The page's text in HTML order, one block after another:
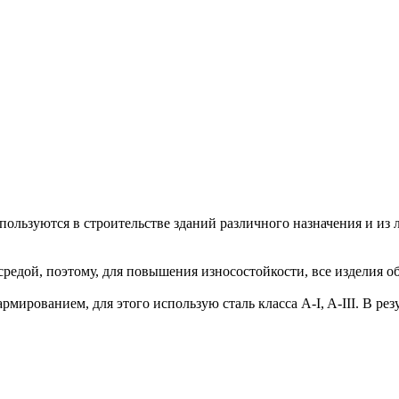
в строительстве зданий различного назначения и
поэтому, для повышения износостойкости, все
для этого использую сталь класса A-I, A-III. В